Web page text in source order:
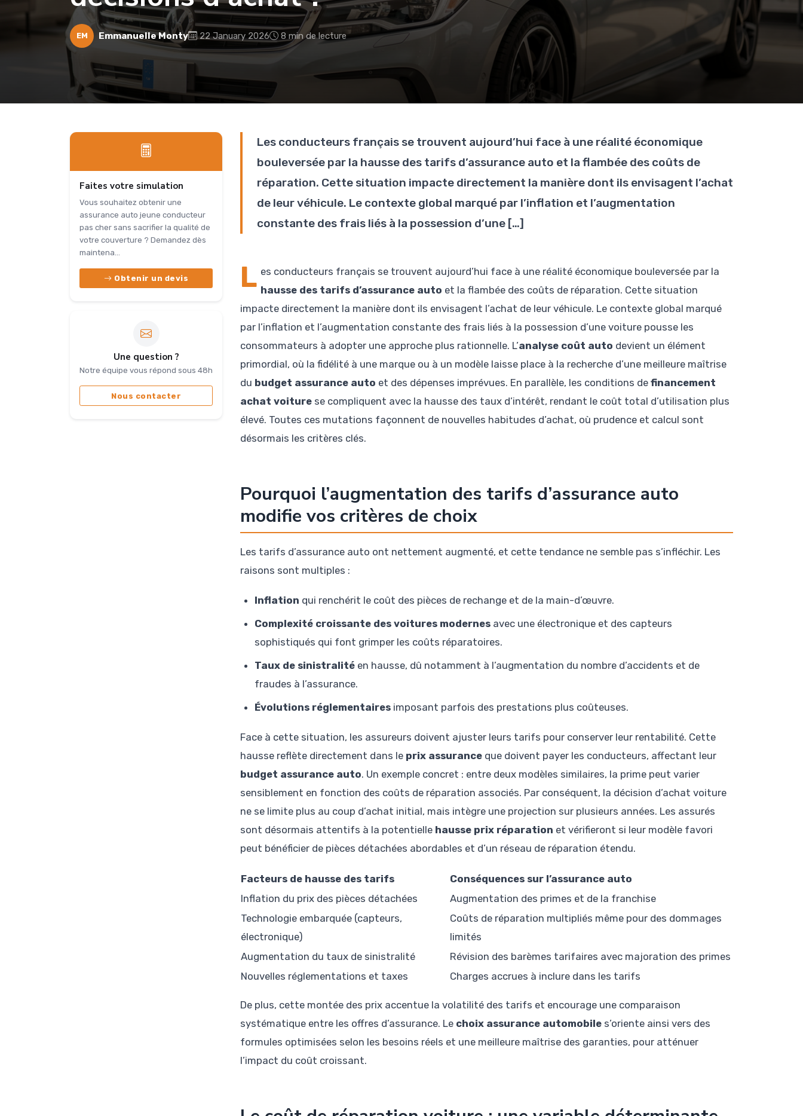
EM Emmanuelle Monty 22 January 2026 8 min de lecture
Faites votre simulation
Vous souhaitez obtenir une
assurance auto jeune conducteur
pas cher sans sacrifier la qualité de
votre couverture ? Demandez dès
maintena...
Obtenir un devis
Une question ?
Notre équipe vous répond sous 48h
Nous contacter
Les conducteurs français se trouvent aujourd’hui face à une réalité économique
bouleversée par la hausse des tarifs d’assurance auto et la flambée des coûts de
réparation. Cette situation impacte directement la manière dont ils envisagent l’achat
de leur véhicule. Le contexte global marqué par l’inflation et l’augmentation
constante des frais liés à la possession d’une […]
L es conducteurs français se trouvent aujourd’hui face à une réalité économique bouleversée par la
hausse des tarifs d’assurance auto et la flambée des coûts de réparation. Cette situation
impacte directement la manière dont ils envisagent l’achat de leur véhicule. Le contexte global marqué
par l’inflation et l’augmentation constante des frais liés à la possession d’une voiture pousse les
consommateurs à adopter une approche plus rationnelle. L’analyse coût auto devient un élément
primordial, où la fidélité à une marque ou à un modèle laisse place à la recherche d’une meilleure maîtrise
du budget assurance auto et des dépenses imprévues. En parallèle, les conditions de financement
achat voiture se compliquent avec la hausse des taux d’intérêt, rendant le coût total d’utilisation plus
élevé. Toutes ces mutations façonnent de nouvelles habitudes d’achat, où prudence et calcul sont
désormais les critères clés.
Pourquoi l’augmentation des tarifs d’assurance auto
modifie vos critères de choix
Les tarifs d’assurance auto ont nettement augmenté, et cette tendance ne semble pas s’infléchir. Les
raisons sont multiples :
Inflation qui renchérit le coût des pièces de rechange et de la main-d’œuvre.
Complexité croissante des voitures modernes avec une électronique et des capteurs
sophistiqués qui font grimper les coûts réparatoires.
Taux de sinistralité en hausse, dû notamment à l’augmentation du nombre d’accidents et de
fraudes à l’assurance.
Évolutions réglementaires imposant parfois des prestations plus coûteuses.
Face à cette situation, les assureurs doivent ajuster leurs tarifs pour conserver leur rentabilité. Cette
hausse reflète directement dans le prix assurance que doivent payer les conducteurs, affectant leur
budget assurance auto. Un exemple concret : entre deux modèles similaires, la prime peut varier
sensiblement en fonction des coûts de réparation associés. Par conséquent, la décision d’achat voiture
ne se limite plus au coup d’achat initial, mais intègre une projection sur plusieurs années. Les assurés
sont désormais attentifs à la potentielle hausse prix réparation et vérifieront si leur modèle favori
peut bénéficier de pièces détachées abordables et d’un réseau de réparation étendu.
Facteurs de hausse des tarifs
Conséquences sur l’assurance auto
Inflation du prix des pièces détachées
Augmentation des primes et de la franchise
Technologie embarquée (capteurs,
électronique)
Coûts de réparation multipliés même pour des dommages
limités
Augmentation du taux de sinistralité
Révision des barèmes tarifaires avec majoration des primes
Nouvelles réglementations et taxes
Charges accrues à inclure dans les tarifs
De plus, cette montée des prix accentue la volatilité des tarifs et encourage une comparaison
systématique entre les offres d’assurance. Le choix assurance automobile s’oriente ainsi vers des
formules optimisées selon les besoins réels et une meilleure maîtrise des garanties, pour atténuer
l’impact du coût croissant.